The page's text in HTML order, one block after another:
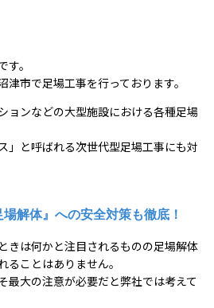
。
市で足場工事を行っております。
ョンなどの大型施設における各種足場
」と呼ばれる次世代型足場工事にも対
解体』への安全対策も徹底！
きは何かと注目されるものの足場解体
ることはありません。
最大の注意が必要だと弊社では考えて